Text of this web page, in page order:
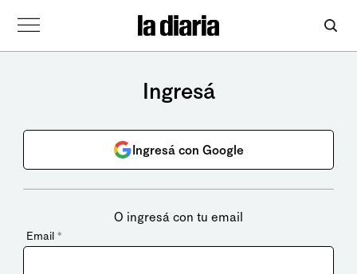
Ingresá
Ingresá con Google
O ingresá con tu email
Email *